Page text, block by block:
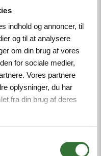
indhold og annoncer, til
og til at analysere
om din brug af vores
for sociale medier,
Vores partnere
oplysninger, du har
fra din brug af deres
skrue med